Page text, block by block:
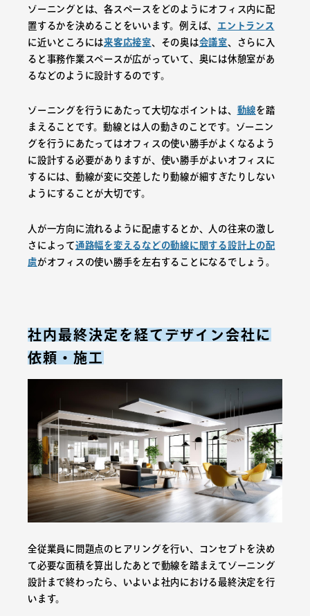
ゾーニングとは、各スペースをどのようにオフィス内に配
置するかを決めることをいいます。例えば、 エントランス
に近いところには来客応接室、その奥は会議室、さらに入
ると事務作業スペースが広がっていて、奥には休憩室があ
るなどのように設計するのです。
ゾーニングを行うにあたって大切なポイントは、 動線を踏
まえることです。動線とは人の動きのことです。ゾーニン
グを行うにあたってはオフィスの使い勝手がよくなるよう
に設計する必要がありますが、使い勝手がよいオフィスに
するには、動線が変に交差したり動線が細すぎたりしない
ようにすることが大切です。
人が一方向に流れるように配慮するとか、人の往来の激し
さによって通路幅を変えるなどの動線に関する設計上の配
慮がオフィスの使い勝手を左右することになるでしょう。
社内最終決定を経てデザイン会社に
依頼・施工
全従業員に問題点のヒアリングを行い、コンセプトを決め
て必要な面積を算出したあとで動線を踏まえてゾーニング
設計まで終わったら、いよいよ社内における最終決定を行
います。